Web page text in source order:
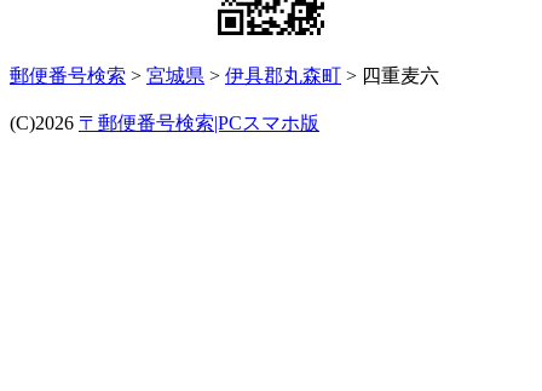
郵便番号検索 > 宮城県 > 伊具郡丸森町 > 四重麦六
(C)2026 〒郵便番号検索|PCスマホ版